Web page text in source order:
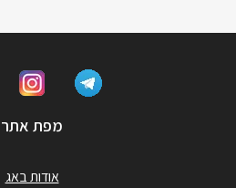
מפת אתר
אודות באג